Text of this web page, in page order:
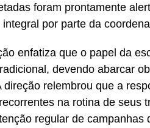
foram prontamente
por parte da
enfatiza que o papel da
devendo abarcar
direção relembrou que a
na rotina de seus
regular de campanhas